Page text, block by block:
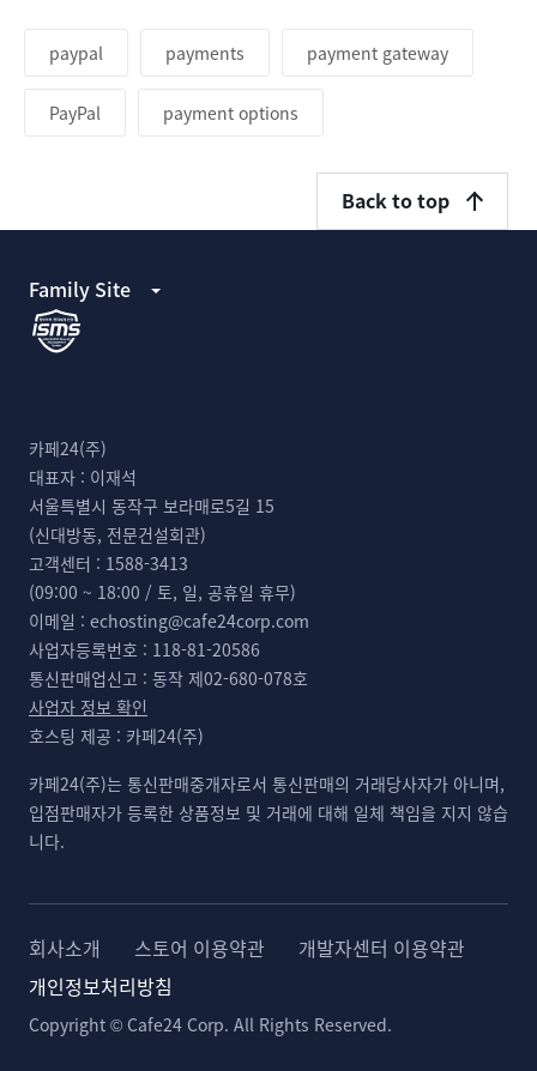
paypal payments payment gateway
PayPal payment options
Family Site
Back to top
카페24(주)
대표자 : 이재석
서울특별시 동작구 보라매로5길 15
(신대방동, 전문건설회관)
고객센터 : 1588-3413
(09:00 ~ 18:00 / 토, 일, 공휴일 휴무)
이메일 : echosting@cafe24corp.com
사업자등록번호 : 118-81-20586
통신판매업신고 : 동작 제02-680-078호
사업자 정보 확인
호스팅 제공 : 카페24(주)
카페24(주)는 통신판매중개자로서 통신판매의 거래당사자가 아니며,
입점판매자가 등록한 상품정보 및 거래에 대해 일체 책임을 지지 않습
니다.
회사소개 스토어 이용약관
개발자센터 이용약관
개인정보처리방침
Copyright © Cafe24 Corp. All Rights Reserved.